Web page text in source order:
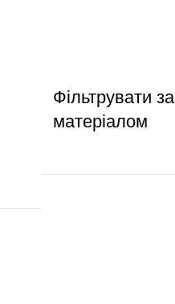
Фільтрувати за
матеріалом